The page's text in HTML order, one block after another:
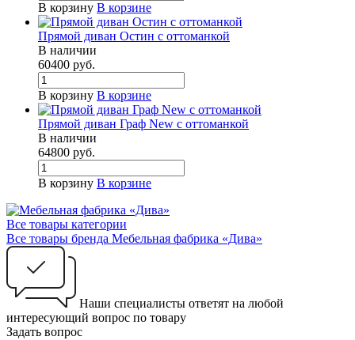
В корзину В корзине
Прямой диван Остин с оттоманкой
В наличии
60400 руб.
В корзину В корзине
Прямой диван Граф New с оттоманкой
В наличии
64800 руб.
В корзину В корзине
Все товары категории
Все товары бренда Мебельная фабрика «Дива»
Наши специалисты ответят на любой
интересующий вопрос по товару
Задать вопрос